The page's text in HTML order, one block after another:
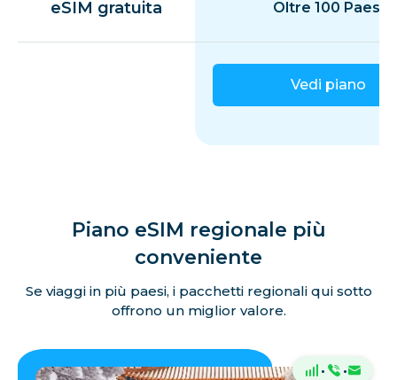
eSIM gratuita Oltre 100 Paesi
Vedi piano
Piano eSIM regionale più
conveniente
Se viaggi in più paesi, i pacchetti regionali qui sotto
offrono un miglior valore.
· ·